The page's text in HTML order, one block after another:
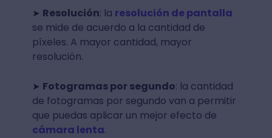
➤ Resolución: la resolución de pantalla
se mide de acuerdo a la cantidad de
píxeles. A mayor cantidad, mayor
resolución.
➤ Fotogramas por segundo: la cantidad
de fotogramas por segundo van a permitir
que puedas aplicar un mejor efecto de
cámara lenta.